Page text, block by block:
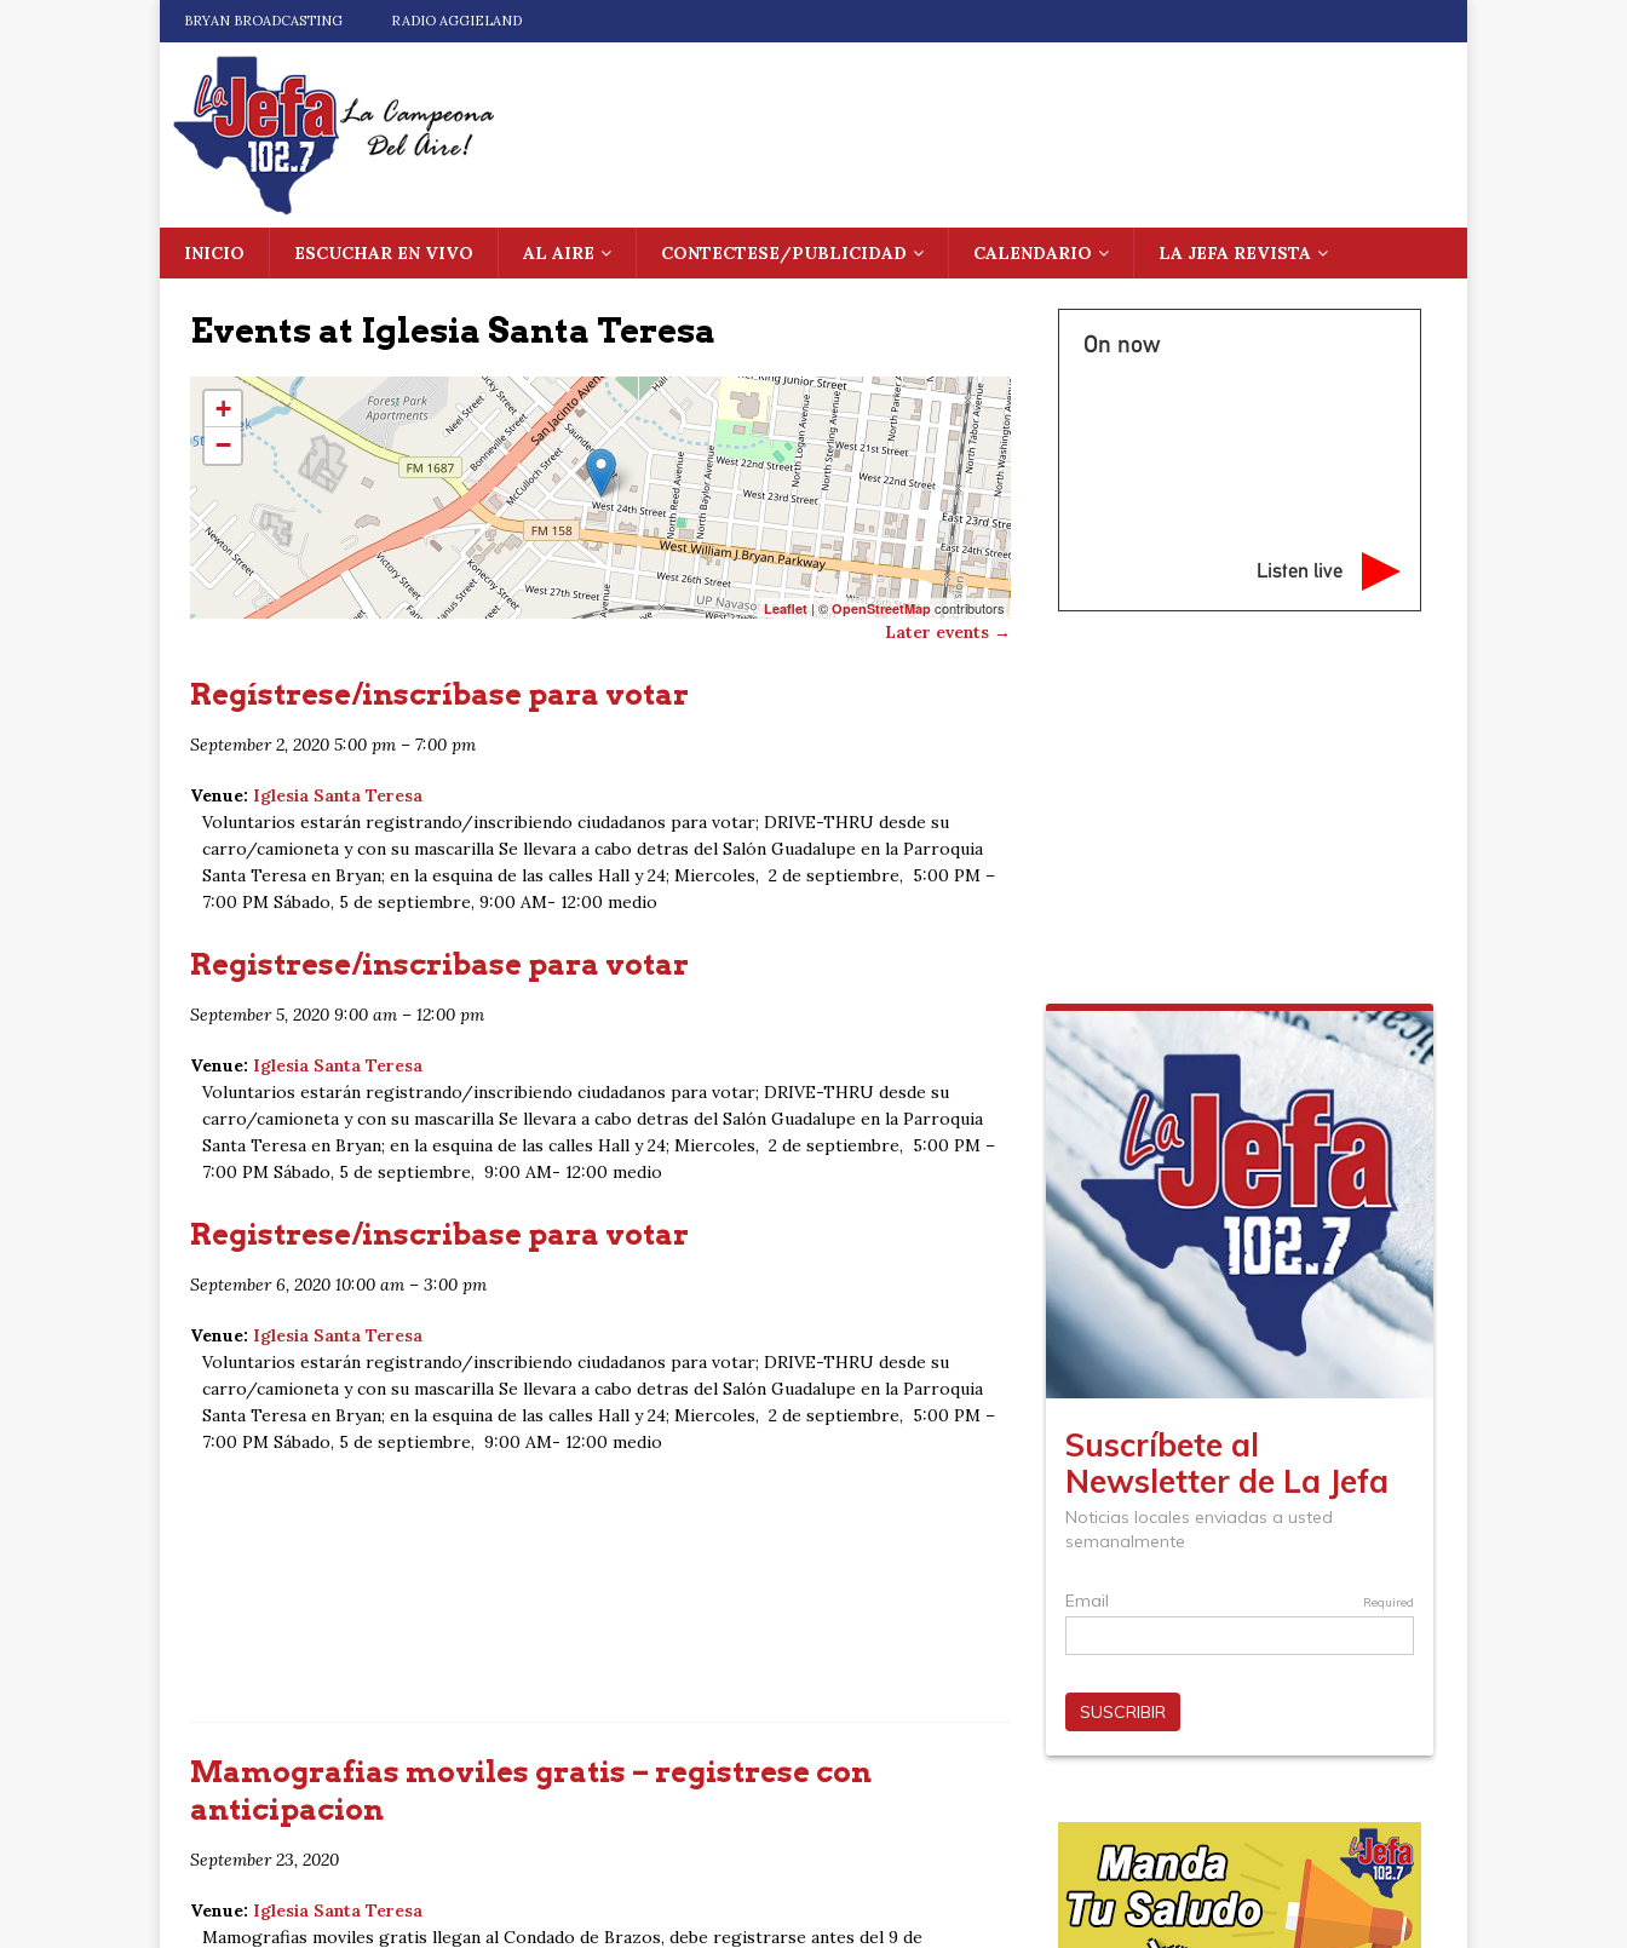
BRYAN BROADCASTING RADIO AGGIELAND
INICIO ESCUCHAR EN VIVO AL AIRE CONTECTESE/PUBLICIDAD CALENDARIO LA JEFA REVISTA
Events at Iglesia Santa Teresa
+
−
Leaflet| ©OpenStreetMap contributors
Later events →
Regístrese/inscríbase para votar
September 2, 2020 5:00 pm – 7:00 pm
Venue: Iglesia Santa Teresa
Voluntarios estarán registrando/inscribiendo ciudadanos para votar; DRIVE-THRU desde su
carro/camioneta y con su mascarilla Se llevara a cabo detras del Salón Guadalupe en la Parroquia
Santa Teresa en Bryan; en la esquina de las calles Hall y 24; Miercoles, 2 de septiembre, 5:00 PM –
7:00 PM Sábado, 5 de septiembre, 9:00 AM- 12:00 medio
Registrese/inscribase para votar
September 5, 2020 9:00 am – 12:00 pm
Venue: Iglesia Santa Teresa
Voluntarios estarán registrando/inscribiendo ciudadanos para votar; DRIVE-THRU desde su
carro/camioneta y con su mascarilla Se llevara a cabo detras del Salón Guadalupe en la Parroquia
Santa Teresa en Bryan; en la esquina de las calles Hall y 24; Miercoles, 2 de septiembre, 5:00 PM –
7:00 PM Sábado, 5 de septiembre, 9:00 AM- 12:00 medio
Registrese/inscribase para votar
September 6, 2020 10:00 am – 3:00 pm
Venue: Iglesia Santa Teresa
Voluntarios estarán registrando/inscribiendo ciudadanos para votar; DRIVE-THRU desde su
carro/camioneta y con su mascarilla Se llevara a cabo detras del Salón Guadalupe en la Parroquia
Santa Teresa en Bryan; en la esquina de las calles Hall y 24; Miercoles, 2 de septiembre, 5:00 PM –
7:00 PM Sábado, 5 de septiembre, 9:00 AM- 12:00 medio
Mamografias moviles gratis – registrese con
anticipacion
September 23, 2020
Venue: Iglesia Santa Teresa
Mamografias moviles gratis llegan al Condado de Brazos, debe registrarse antes del 9 de
On now
Listen live